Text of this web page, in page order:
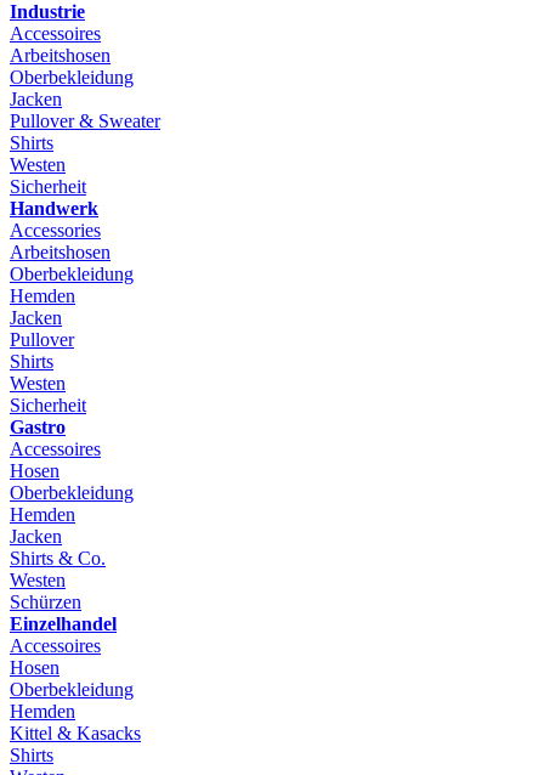
Industrie
Accessoires
Arbeitshosen
Oberbekleidung
Jacken
Pullover & Sweater
Shirts
Westen
Sicherheit
Handwerk
Accessories
Arbeitshosen
Oberbekleidung
Hemden
Jacken
Pullover
Shirts
Westen
Sicherheit
Gastro
Accessoires
Hosen
Oberbekleidung
Hemden
Jacken
Shirts & Co.
Westen
Schürzen
Einzelhandel
Accessoires
Hosen
Oberbekleidung
Hemden
Kittel & Kasacks
Shirts